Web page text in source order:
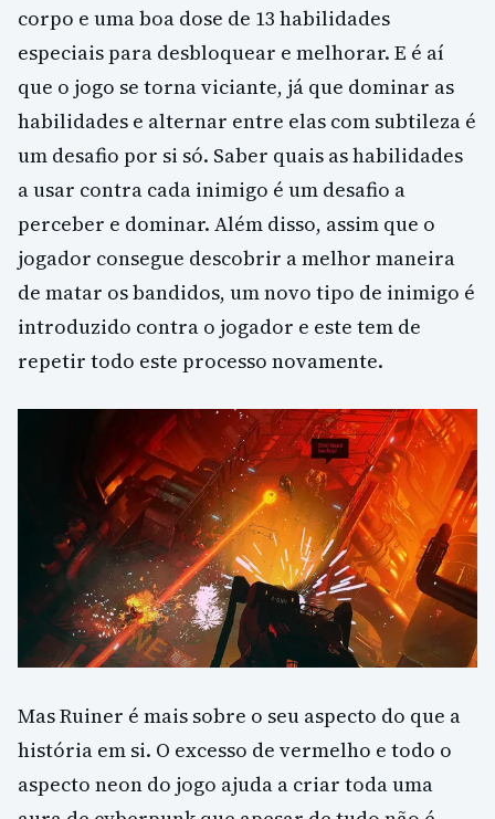
corpo e uma boa dose de 13 habilidades
especiais para desbloquear e melhorar. E é aí
que o jogo se torna viciante, já que dominar as
habilidades e alternar entre elas com subtileza é
um desafio por si só. Saber quais as habilidades
a usar contra cada inimigo é um desafio a
perceber e dominar. Além disso, assim que o
jogador consegue descobrir a melhor maneira
de matar os bandidos, um novo tipo de inimigo é
introduzido contra o jogador e este tem de
repetir todo este processo novamente.
Mas Ruiner é mais sobre o seu aspecto do que a
história em si. O excesso de vermelho e todo o
aspecto neon do jogo ajuda a criar toda uma